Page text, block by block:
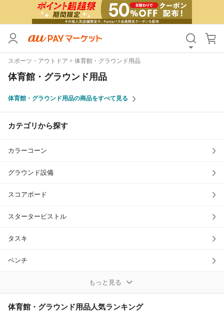
スポーツ・アウトドア 体育館・グラウンド用品
体育館・グラウンド用品
体育館・グラウンド用品の商品をすべて見る
カテゴリから探す
カラーコーン
グラウンド設備
スコアボード
スターターピストル
タスキ
ベンチ
ライン引き
もっと見る
体育館・グラウンド用品人気ランキング
カテゴリ すべて
価格
Pontaパス特典対象すべて
サンキュー配送対象
除外ワード